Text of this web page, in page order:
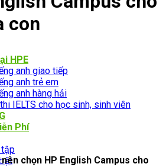
HPE
anh giao tiếp
anh trẻ em
anh hàng hải
IELTS cho học sinh, sinh viên
Phí
tập
con
chọn HP English Campus cho